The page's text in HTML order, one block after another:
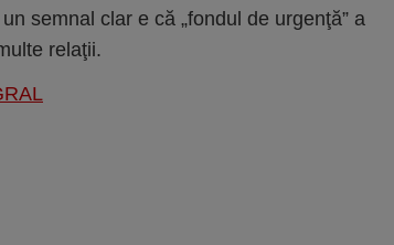
semnal clar e că „fondul de urgenţă” a
relaţii.